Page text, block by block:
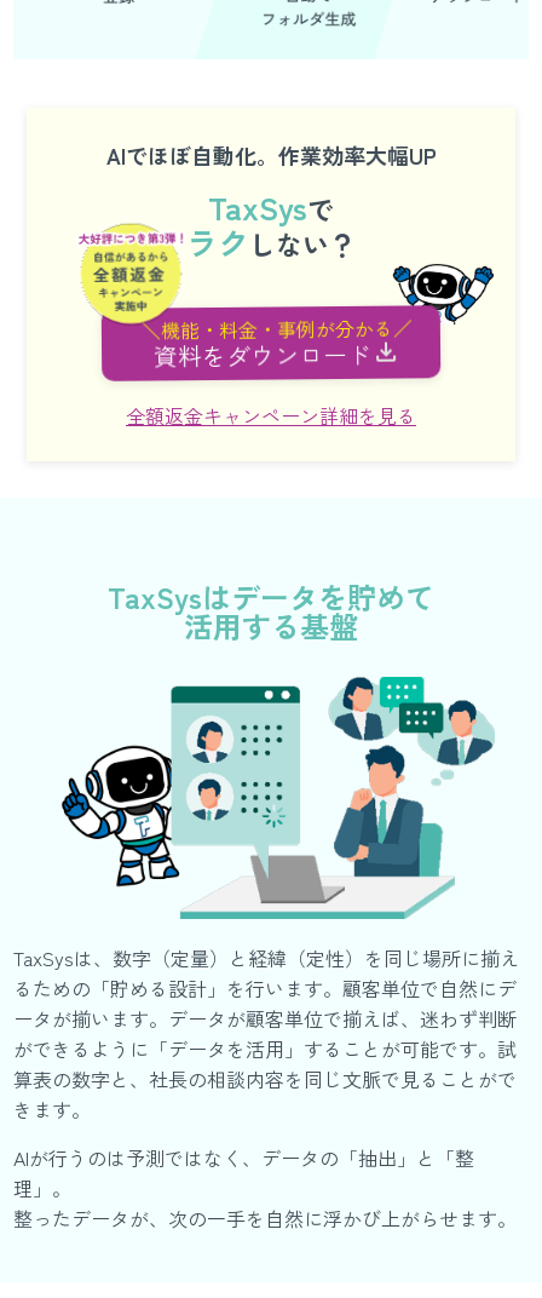
AIでほぼ自動化。作業効率大幅UP
TaxSysで
ラク しない？
＼機能・料金・事例が分かる／
資料をダウンロード
全額返金キャンペーン詳細を見る
TaxSysはデータを貯めて
活用する基盤
TaxSysは、数字（定量）と経緯（定性）を同じ場所に揃え
るための「貯める設計」を行います。顧客単位で自然にデ
ータが揃います。データが顧客単位で揃えば、迷わず判断
ができるように「データを活用」することが可能です。試
算表の数字と、社長の相談内容を同じ文脈で見ることがで
きます。
AIが行うのは予測ではなく、データの「抽出」と「整
理」。
整ったデータが、次の一手を自然に浮かび上がらせます。